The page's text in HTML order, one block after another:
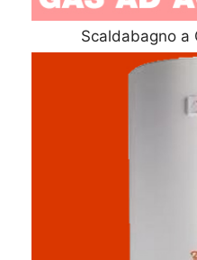
Scaldabagno a